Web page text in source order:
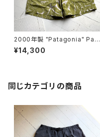
2000年製 "Patagonia" Pata
loha shorts
¥14,300
同じカテゴリの商品